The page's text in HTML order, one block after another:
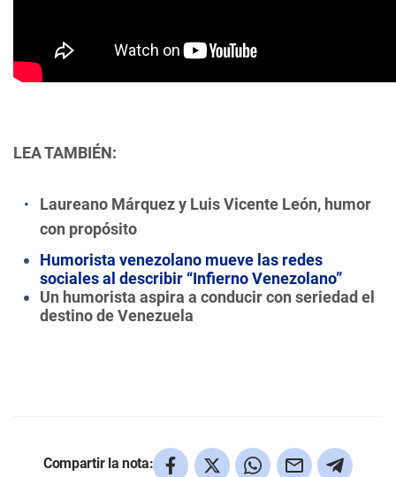
LEA TAMBIÉN:
Laureano Márquez y Luis Vicente León, humor
con propósito
Humorista venezolano mueve las redes
sociales al describir “Infierno Venezolano”
Un humorista aspira a conducir con seriedad el
destino de Venezuela
Compartir la nota: